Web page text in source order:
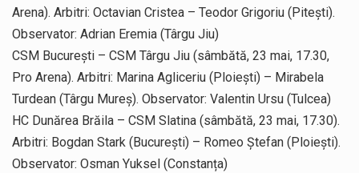
Arena). Arbitri: Octavian Cristea – Teodor Grigoriu (Pitești).
Observator: Adrian Eremia (Târgu Jiu)
CSM București – CSM Târgu Jiu (sâmbătă, 23 mai, 17.30,
Pro Arena). Arbitri: Marina Agliceriu (Ploiești) – Mirabela
Turdean (Târgu Mureș). Observator: Valentin Ursu (Tulcea)
HC Dunărea Brăila – CSM Slatina (sâmbătă, 23 mai, 17.30).
Arbitri: Bogdan Stark (București) – Romeo Ștefan (Ploiești).
Observator: Osman Yuksel (Constanța)